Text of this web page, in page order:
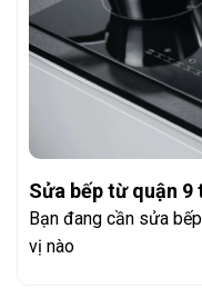
Bạn đang cần sửa
vị nào